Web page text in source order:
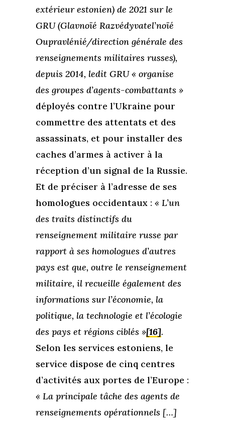
extérieur estonien) de 2021 sur le
GRU (Glavnoïé Razvédyvatel’noïé
Oupravlénié/direction générale des
renseignements militaires russes),
depuis 2014, ledit GRU « organise
des groupes d’agents-combattants »
déployés contre l’Ukraine pour
commettre des attentats et des
assassinats, et pour installer des
caches d’armes à activer à la
réception d’un signal de la Russie.
Et de préciser à l’adresse de ses
homologues occidentaux : « L’un
des traits distinctifs du
renseignement militaire russe par
rapport à ses homologues d’autres
pays est que, outre le renseignement
militaire, il recueille également des
informations sur l’économie, la
politique, la technologie et l’écologie
des pays et régions ciblés »[16].
Selon les services estoniens, le
service dispose de cinq centres
d’activités aux portes de l’Europe :
« La principale tâche des agents de
renseignements opérationnels […]